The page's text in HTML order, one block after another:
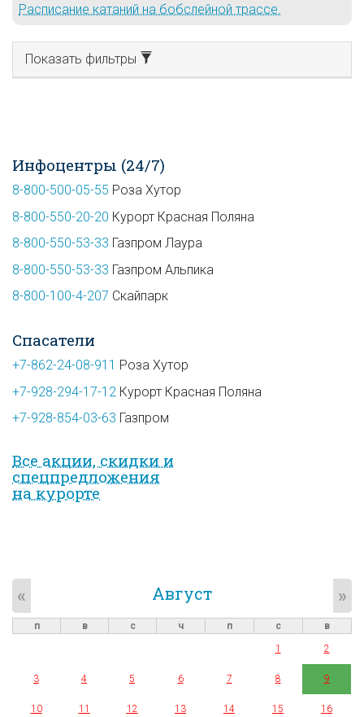
Расписание катаний на бобслейной трассе.
Показать фильтры
Инфоцентры (24/7)
8-800-500-05-55 Роза Хутор
8-800-550-20-20 Курорт Красная Поляна
8-800-550-53-33 Газпром Лаура
8-800-550-53-33 Газпром Альпика
8-800-100-4-207 Скайпарк
Спасатели
+7-862-24-08-911 Роза Хутор
+7-928-294-17-12 Курорт Красная Поляна
+7-928-854-03-63 Газпром
Все акции, скидки и
спец­предложе­ния
на курорте
Август
« »
п в с ч п с
в
1
2
3 4 5 6 7 8 9
10 11 12 13 14 15 16